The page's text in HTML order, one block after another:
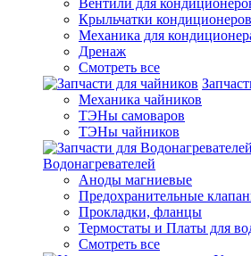
Вентили для
Крыльчатки кондиционеров
Механика для
Дренаж
Смотреть все
Механика чайников
ТЭНы самоваров
ТЭНы чайников
Водонагревателей
Аноды магниевые
Предохранительные
Прокладки, фланцы
Термостаты и Платы для
Смотреть все